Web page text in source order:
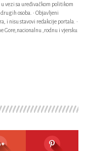
vezi sa uređivačkom politikom
osoba. • Objavljeni
i nisu stavovi redakcije portala. •
Gore,nacionalnu ,rodnu i vjersku